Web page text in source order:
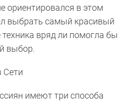
ориентировался в этом
выбрать самый красивый
техника вряд ли помогла бы
выбор.
Сети
имеют три способа